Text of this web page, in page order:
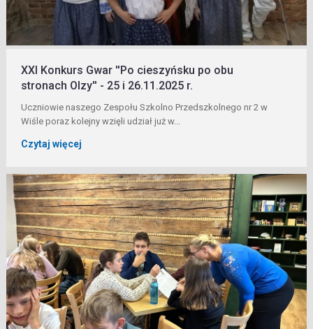
XXI Konkurs Gwar ''Po cieszyńsku po obu
stronach Olzy'' - 25 i 26.11.2025 r.
Uczniowie naszego Zespołu Szkolno Przedszkolnego nr 2 w
Wiśle poraz kolejny wzięli udział już w...
Czytaj więcej